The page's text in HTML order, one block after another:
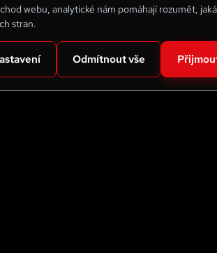
webu, analytické nám pomáhají rozumět,
stran.
Odmítnout vše